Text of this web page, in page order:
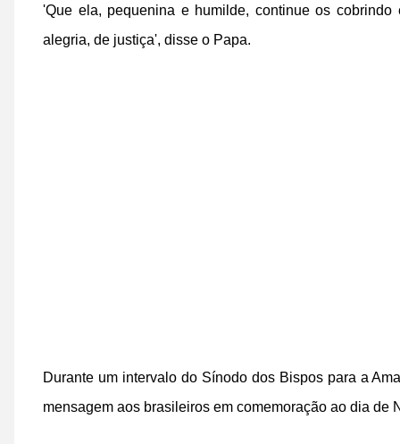
'Que ela, pequenina e humilde, continue os
alegria, de justiça', disse o Papa.
Durante um intervalo do Sínodo dos Bispos para a
mensagem aos brasileiros em comemoração ao dia de